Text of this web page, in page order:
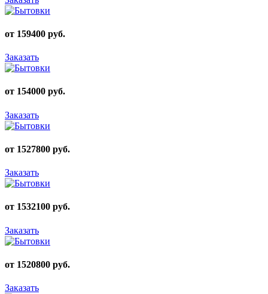
от 159400 руб.
Заказать
от 154000 руб.
Заказать
от 1527800 руб.
Заказать
от 1532100 руб.
Заказать
от 1520800 руб.
Заказать